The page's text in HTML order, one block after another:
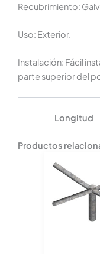
Recubrimiento:
Uso: Exterior.
Instalación: Fácil
parte superior del
Longitud
Productos